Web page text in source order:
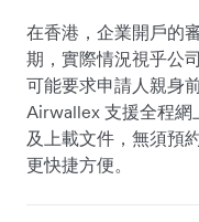
在香港，企業開戶的
期，實際情況視乎公
可能要求申請人親身
Airwallex 支援全程網
及上載文件，無須預
更快捷方便。